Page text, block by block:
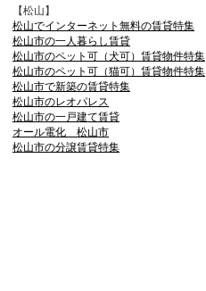
【松山】
松山でインターネット無料の賃貸特集
松山市の一人暮らし賃貸
松山市のペット可（犬可）賃貸物件特集
松山市のペット可（猫可）賃貸物件特集
松山市で新築の賃貸特集
松山市のレオパレス
松山市の一戸建て賃貸
オール電化 松山市
松山市の分譲賃貸特集